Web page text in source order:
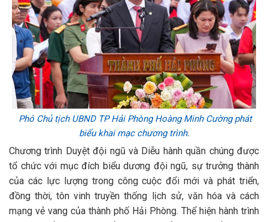
Phó Chủ tịch UBND TP Hải Phòng Hoàng Minh Cường phát
biểu khai mạc chương trình.
Chương trình Duyệt đội ngũ và Diễu hành quần chúng được
tổ chức với mục đích biểu dương đội ngũ, sự trưởng thành
của các lực lượng trong công cuộc đổi mới và phát triển,
đồng thời, tôn vinh truyền thống lịch sử, văn hóa và cách
mạng vẻ vang của thành phố Hải Phòng. Thể hiện hành trình